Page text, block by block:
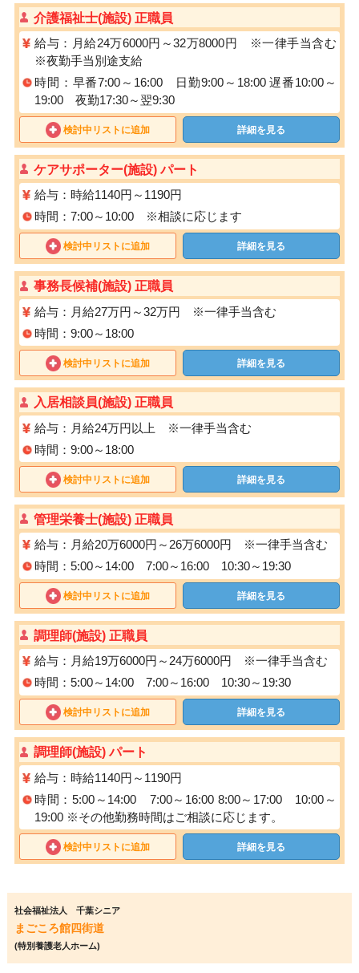
介護福祉士(施設) 正職員
給与：月給24万6000円～32万8000円 ※一律手当含む
※夜勤手当別途支給
時間：早番7:00～16:00 日勤9:00～18:00 遅番10:00～
19:00 夜勤17:30～翌9:30
検討中リストに追加 詳細を見る
ケアサポーター(施設) パート
給与：時給1140円～1190円
時間：7:00～10:00 ※相談に応じます
検討中リストに追加 詳細を見る
事務長候補(施設) 正職員
給与：月給27万円～32万円 ※一律手当含む
時間：9:00～18:00
検討中リストに追加 詳細を見る
入居相談員(施設) 正職員
給与：月給24万円以上 ※一律手当含む
時間：9:00～18:00
検討中リストに追加 詳細を見る
管理栄養士(施設) 正職員
給与：月給20万6000円～26万6000円 ※一律手当含む
時間：5:00～14:00 7:00～16:00 10:30～19:30
検討中リストに追加 詳細を見る
調理師(施設) 正職員
給与：月給19万6000円～24万6000円 ※一律手当含む
時間：5:00～14:00 7:00～16:00 10:30～19:30
検討中リストに追加 詳細を見る
調理師(施設) パート
給与：時給1140円～1190円
時間：5:00～14:00 7:00～16:00 8:00～17:00 10:00～
19:00 ※その他勤務時間はご相談に応じます。
検討中リストに追加 詳細を見る
社会福祉法人 千葉シニア
まごころ館四街道
(特別養護老人ホーム)